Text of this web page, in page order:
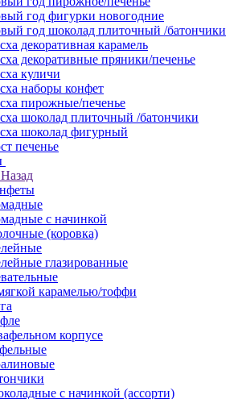
год фигурки новогодние
год шоколад плиточный /батончики
декоративная карамель
декоративные пряники/печенье
куличи
наборы конфет
пирожные/печенье
шоколад плиточный /батончики
шоколад фигурный
печенье
Назад
с начинкой
(коровка)
глазированные
карамелью/тоффи
корпусе
с начинкой (ассорти)